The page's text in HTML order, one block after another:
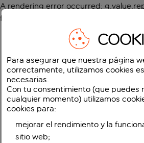
A rendering error occurred:
function
Para asegurar que nuestra página
correctamente, utilizamos cookies
necesarias.
Con tu consentimiento (que puedes
cualquier momento) utilizamos
cookies para:
mejorar el rendimiento y la
sitio web;